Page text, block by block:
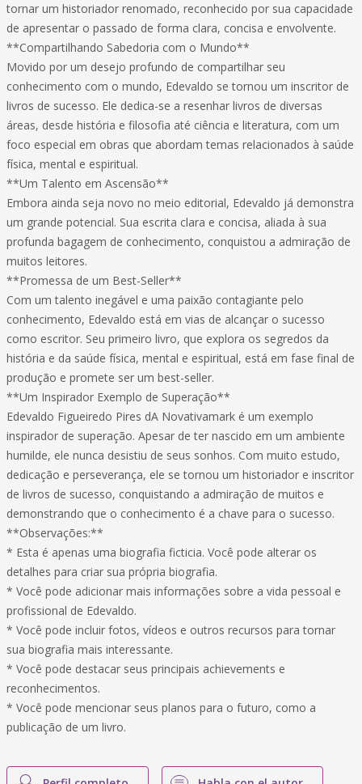
tornar um historiador renomado, reconhecido por sua capacidade
de apresentar o passado de forma clara, concisa e envolvente.
**Compartilhando Sabedoria com o Mundo**
Movido por um desejo profundo de compartilhar seu
conhecimento com o mundo, Edevaldo se tornou um inscritor de
livros de sucesso. Ele dedica-se a resenhar livros de diversas
áreas, desde história e filosofia até ciência e literatura, com um
foco especial em obras que abordam temas relacionados à saúde
física, mental e espiritual.
**Um Talento em Ascensão**
Embora ainda seja novo no meio editorial, Edevaldo já demonstra
um grande potencial. Sua escrita clara e concisa, aliada à sua
profunda bagagem de conhecimento, conquistou a admiração de
muitos leitores.
**Promessa de um Best-Seller**
Com um talento inegável e uma paixão contagiante pelo
conhecimento, Edevaldo está em vias de alcançar o sucesso
como escritor. Seu primeiro livro, que explora os segredos da
história e da saúde física, mental e espiritual, está em fase final de
produção e promete ser um best-seller.
**Um Inspirador Exemplo de Superação**
Edevaldo Figueiredo Pires dA Novativamark é um exemplo
inspirador de superação. Apesar de ter nascido em um ambiente
humilde, ele nunca desistiu de seus sonhos. Com muito estudo,
dedicação e perseverança, ele se tornou um historiador e inscritor
de livros de sucesso, conquistando a admiração de muitos e
demonstrando que o conhecimento é a chave para o sucesso.
**Observações:**
* Esta é apenas uma biografia ficticia. Você pode alterar os
detalhes para criar sua própria biografia.
* Você pode adicionar mais informações sobre a vida pessoal e
profissional de Edevaldo.
* Você pode incluir fotos, vídeos e outros recursos para tornar
sua biografia mais interessante.
* Você pode destacar seus principais achievements e
reconhecimentos.
* Você pode mencionar seus planos para o futuro, como a
publicação de um livro.